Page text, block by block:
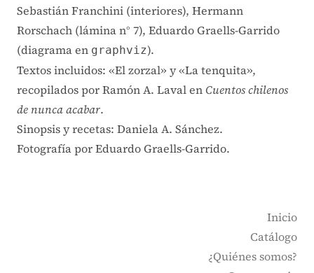
Sebastián Franchini (interiores), Hermann
Rorschach (lámina n° 7), Eduardo Graells-Garrido
(diagrama en graphviz).
Textos incluidos: «El zorzal» y «La tenquita»,
recopilados por Ramón A. Laval en Cuentos chilenos
de nunca acabar.
Sinopsis y recetas: Daniela A. Sánchez.
Fotografía por Eduardo Graells-Garrido.
Inicio
Catálogo
¿Quiénes somos?